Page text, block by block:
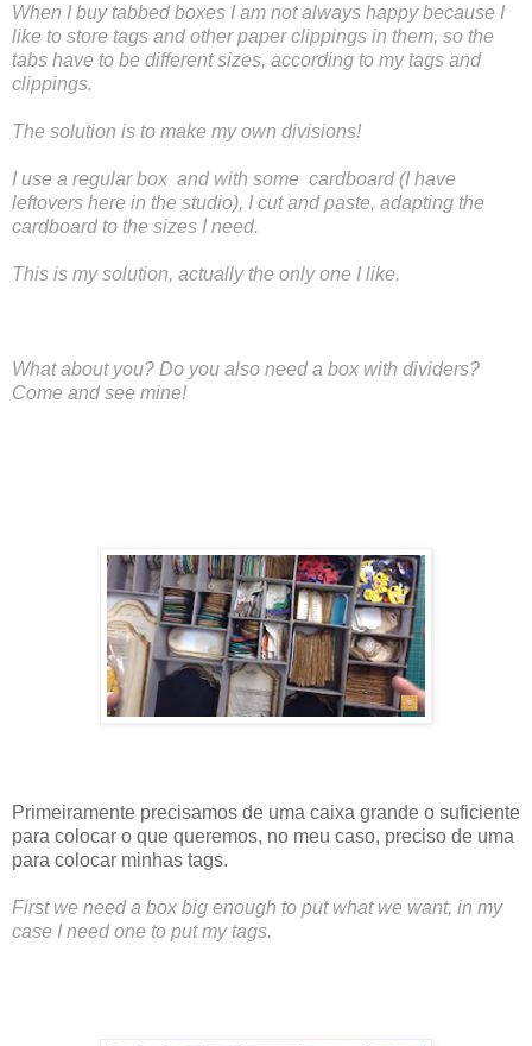
When I buy tabbed boxes I am not always happy because I
like to store tags and other paper clippings in them, so the
tabs have to be different sizes, according to my tags and
clippings.
The solution is to make my own divisions!
I use a regular box and with some cardboard (I have
leftovers here in the studio), I cut and paste, adapting the
cardboard to the sizes I need.
This is my solution, actually the only one I like.
What about you? Do you also need a box with dividers?
Come and see mine!
Primeiramente precisamos de uma caixa grande o suficiente
para colocar o que queremos, no meu caso, preciso de uma
para colocar minhas tags.
First we need a box big enough to put what we want, in my
case I need one to put my tags.